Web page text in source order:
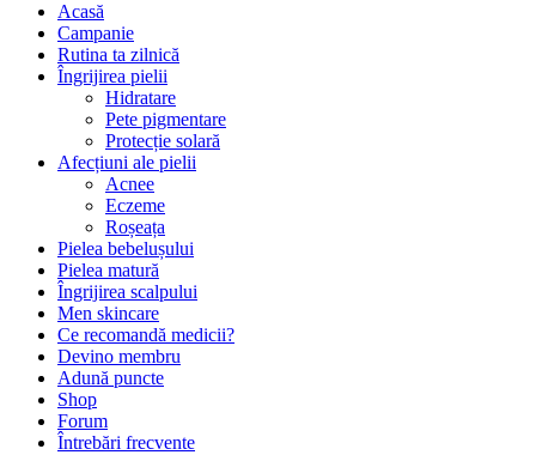
Acasă
Campanie
Rutina ta zilnică
Îngrijirea pielii
Hidratare
Pete pigmentare
Protecție solară
Afecțiuni ale pielii
Acnee
Eczeme
Roșeața
Pielea bebelușului
Pielea matură
Îngrijirea scalpului
Men skincare
Ce recomandă medicii?
Devino membru
Adună puncte
Shop
Forum
Întrebări frecvente